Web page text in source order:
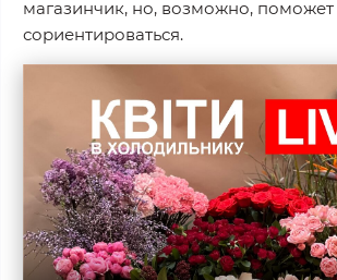
магазинчик, но, возможно,
сориентироваться.